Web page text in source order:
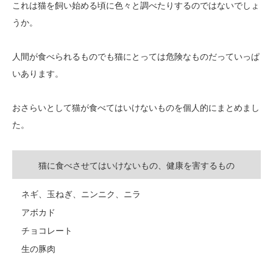
これは猫を飼い始める頃に色々と調べたりするのではないでしょ
うか。
人間が食べられるものでも猫にとっては危険なものだっていっぱ
いあります。
おさらいとして猫が食べてはいけないものを個人的にまとめまし
た。
猫に食べさせてはいけないもの、健康を害するもの
ネギ、玉ねぎ、ニンニク、ニラ
アボカド
チョコレート
生の豚肉